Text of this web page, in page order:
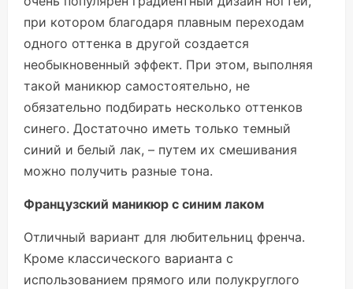
при котором благодаря плавным переходам
одного оттенка в другой создается
необыкновенный эффект. При этом, выполняя
такой маникюр самостоятельно, не
обязательно подбирать несколько оттенков
синего. Достаточно иметь только темный
синий и белый лак, – путем их смешивания
можно получить разные тона.
Французский маникюр с синим лаком
Отличный вариант для любительниц френча.
Кроме классического варианта с
использованием прямого или полукруглого